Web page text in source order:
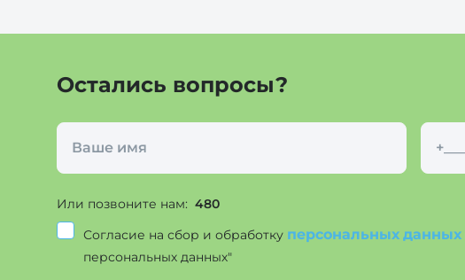
Остались вопросы?
Или позвоните нам: 480
Согласие на сбор и обработку персональных данных
персональных данных"